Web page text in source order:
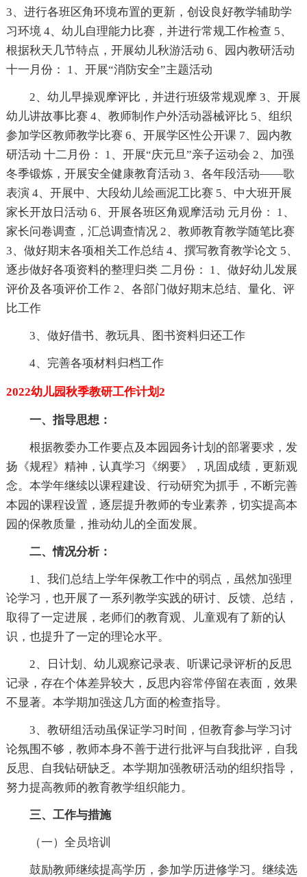
3、进行各班区角环境布置的更新，创设良好教学辅助学
习环境 4、幼儿自理能力比赛，并进行常规工作检查 5、
根据秋天几节特点，开展幼儿秋游活动 6、园内教研活动
十一月份： 1、开展“消防安全”主题活动
2、幼儿早操观摩评比，并进行班级常规观摩 3、开展
幼儿讲故事比赛 4、教师制作户外活动器械评比 5、组织
参加学区教师教学比赛 6、开展学区性公开课 7、园内教
研活动 十二月份： 1、开展“庆元旦”亲子运动会 2、加强
冬季锻炼，开展安全健康教育活动 3、各年段活动——歌
表演 4、开展中、大段幼儿绘画泥工比赛 5、中大班开展
家长开放日活动 6、开展各班区角观摩活动 元月份： 1、
家长问卷调查，汇总调查情况 2、教师教育教学随笔比赛
3、做好期末各项相关工作总结 4、撰写教育教学论文 5、
逐步做好各项资料的整理归类 二月份： 1、做好幼儿发展
评价及各项评价工作 2、各部门做好期末总结、量化、评
比工作
3、做好借书、教玩具、图书资料归还工作
4、完善各项材料归档工作
2022幼儿园秋季教研工作计划2
一、指导思想：
根据教委办工作要点及本园园务计划的部署要求，发
扬《规程》精神，认真学习《纲要》，巩固成绩，更新观
念。本学年继续以课程建设、行动研究为抓手，不断完善
本园的课程设置，逐层提升教师的专业素养，切实提高本
园的保教质量，推动幼儿的全面发展。
二、情况分析：
1、我们总结上学年保教工作中的弱点，虽然加强理
论学习，也开展了一系列教学实践的研讨、反馈、总结，
取得了一定进展，老师们的教育观、儿童观有了新的认
识，也提升了一定的理论水平。
2、日计划、幼儿观察记录表、听课记录评析的反思
记录，存在个体差异较大，反思内容常停留在表面，效果
不显著。本学期加强这几方面的检查指导。
3、教研组活动虽保证学习时间，但教育参与学习讨
论氛围不够，教师本身不善于进行批评与自我批评，自我
反思、自我钻研缺乏。本学期加强教研活动的组织指导，
努力提高教师的教育教学组织能力。
三、工作与措施
（一）全员培训
鼓励教师继续提高学历，参加学历进修学习。继续选